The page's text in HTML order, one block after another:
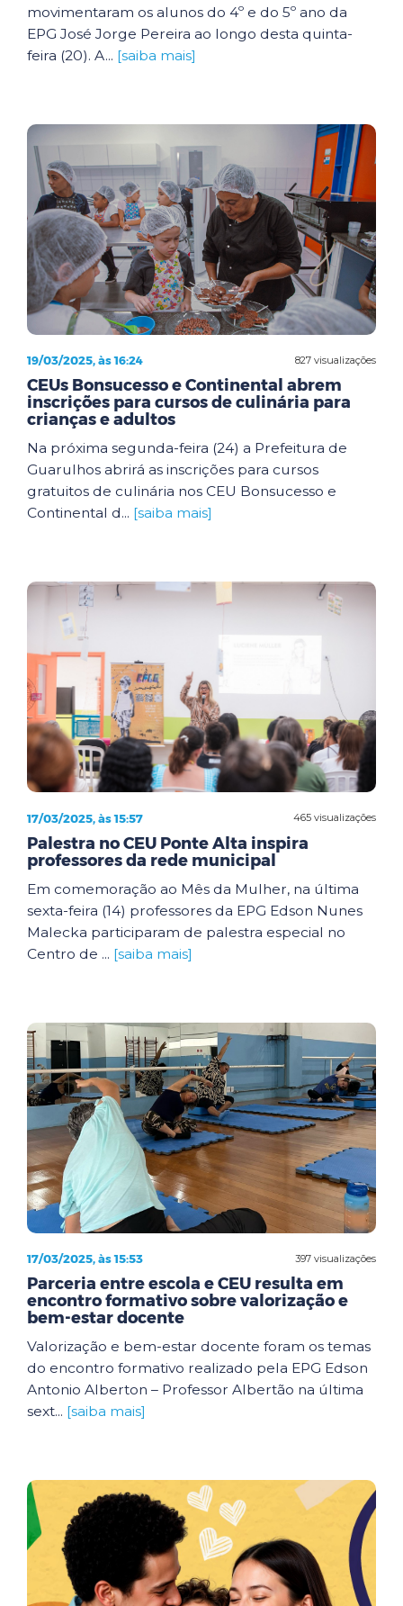
movimentaram os alunos do 4º e do 5º ano da
EPG José Jorge Pereira ao longo desta quinta-
feira (20). A... [saiba mais]
827 visualizações
19/03/2025, às 16:24
CEUs Bonsucesso e Continental abrem
inscrições para cursos de culinária para
crianças e adultos
Na próxima segunda-feira (24) a Prefeitura de
Guarulhos abrirá as inscrições para cursos
gratuitos de culinária nos CEU Bonsucesso e
Continental d... [saiba mais]
465 visualizações
17/03/2025, às 15:57
Palestra no CEU Ponte Alta inspira
professores da rede municipal
Em comemoração ao Mês da Mulher, na última
sexta-feira (14) professores da EPG Edson Nunes
Malecka participaram de palestra especial no
Centro de ... [saiba mais]
397 visualizações
17/03/2025, às 15:53
Parceria entre escola e CEU resulta em
encontro formativo sobre valorização e
bem-estar docente
Valorização e bem-estar docente foram os temas
do encontro formativo realizado pela EPG Edson
Antonio Alberton – Professor Albertão na última
sext... [saiba mais]